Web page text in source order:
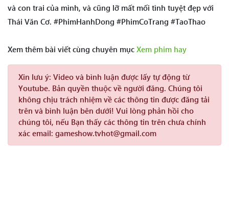
và con trai của mình, và cũng lỡ mất mối tình tuyệt đẹp với
Thái Văn Cơ. #PhimHanhDong #PhimCoTrang #TaoThao
Xem thêm bài viết cùng chuyên mục Xem phim hay
Xin lưu ý: Video và bình luận được lấy tự động từ
Youtube. Bản quyền thuộc về người đăng. Chúng tôi
không chịu trách nhiệm về các thông tin được đăng tải
trên và bình luận bên dưới! Vui lòng phản hồi cho
chúng tôi, nếu Bạn thấy các thông tin trên chưa chính
xác email: gameshow.tvhot@gmail.com